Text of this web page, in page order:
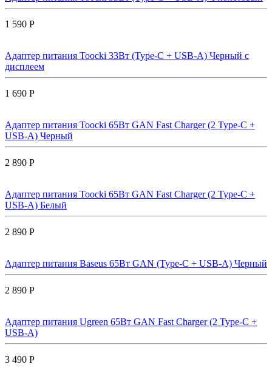
1 590 Р
Адаптер питания Toocki 33Вт (Type-C + USB-A) Черный с
дисплеем
1 690 Р
Адаптер питания Toocki 65Вт GAN Fast Charger (2 Type-C +
USB-A) Черный
2 890 Р
Адаптер питания Toocki 65Вт GAN Fast Charger (2 Type-C +
USB-A) Белый
2 890 Р
Адаптер питания Baseus 65Вт GAN (Type-C + USB-A) Черный
2 890 Р
Адаптер питания Ugreen 65Вт GAN Fast Charger (2 Type-C +
USB-A)
3 490 Р